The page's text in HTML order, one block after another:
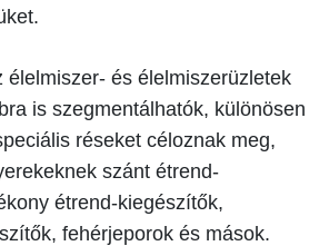
élelmiszer- és élelmiszerüzletek
is szegmentálhatók, különösen
réseket céloznak meg,
szánt étrend-
étrend-kiegészítők,
fehérjeporok és mások.